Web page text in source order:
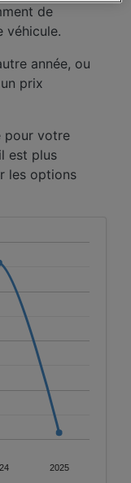
de
véhicule.
année, ou
prix
pour votre
est plus
les options
2025